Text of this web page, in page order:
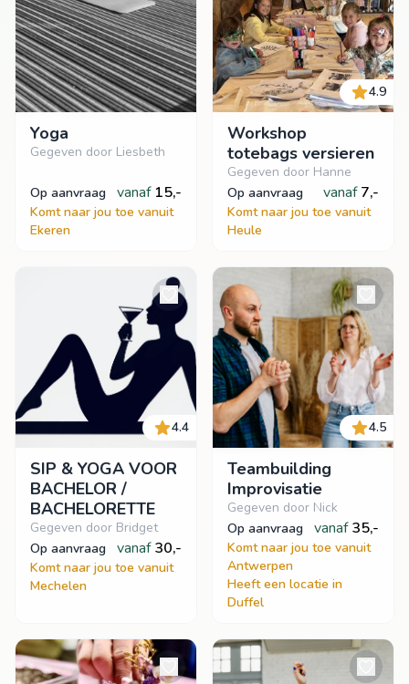
Yoga
Gegeven door Liesbeth
op aanvraag vanaf 15,-
Komt naar jou toe vanuit
Ekeren
4.9
Workshop
totebags versieren
Gegeven door Hanne
op aanvraag
vanaf 7,-
Komt naar jou toe vanuit
Heule
4.4
SIP & YOGA VOOR
BACHELOR /
BACHELORETTE
Gegeven door Bridget
op aanvraag
vanaf 30,-
Komt naar jou toe vanuit
Mechelen
4.5
Teambuilding
Improvisatie
Gegeven door Nick
op aanvraag
vanaf 35,-
Komt naar jou toe vanuit
Antwerpen
Heeft een locatie in
Duffel